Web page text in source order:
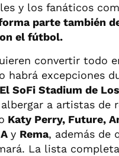
y los fanáticos
parte también
el fútbol.
convertir todo
habrá excepciones
El SoFi Stadium de
a artistas de
Katy Perry, Future,
y Rema, además de
La lista